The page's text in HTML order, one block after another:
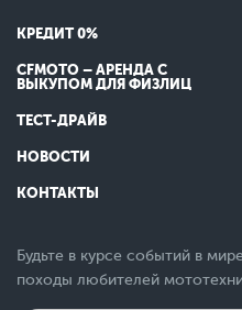
КРЕДИТ 0%
CFMOTO – АРЕНДА С
ВЫКУПОМ ДЛЯ ФИЗЛИЦ
ТЕСТ-ДРАЙВ
НОВОСТИ
КОНТАКТЫ
Будьте в курсе событий в
походы любителей